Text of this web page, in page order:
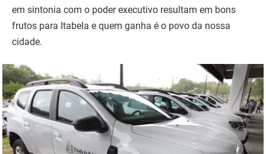
em sintonia com o poder executivo resultam em bons
frutos para Itabela e quem ganha é o povo da nossa
cidade.